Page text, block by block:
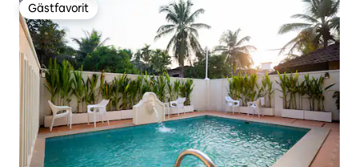
Gästfavorit
Gästfavorit